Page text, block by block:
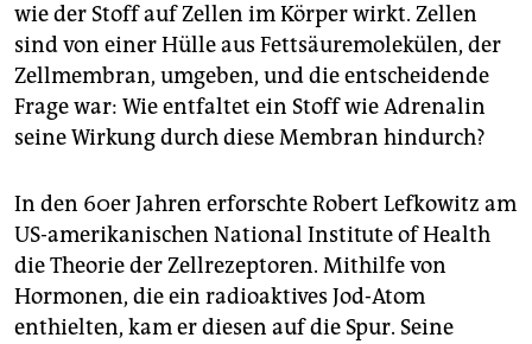
wie der Stoff auf Zellen im Körper wirkt. Zellen
sind von einer Hülle aus Fettsäuremolekülen, der
Zellmembran, umgeben, und die entscheidende
Frage war: Wie entfaltet ein Stoff wie Adrenalin
seine Wirkung durch diese Membran hindurch?
In den 60er Jahren erforschte Robert Lefkowitz am
US-amerikanischen National Institute of Health
die Theorie der Zellrezeptoren. Mithilfe von
Hormonen, die ein radioaktives Jod-Atom
enthielten, kam er diesen auf die Spur. Seine